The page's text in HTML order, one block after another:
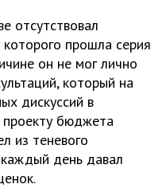
отсутствовал
прошла серия
он не мог лично
который на
дискуссий в
проекту бюджета
из теневого
день давал